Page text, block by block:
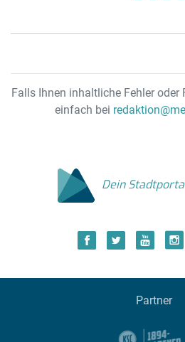
Falls Ihnen inhaltliche Fehler
einfach bei
Dein
Partner